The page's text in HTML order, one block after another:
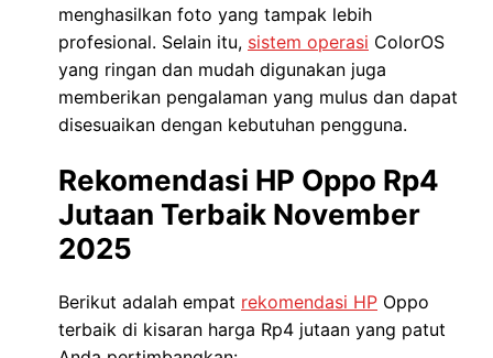
menghasilkan foto yang tampak lebih
profesional. Selain itu, sistem operasi ColorOS
yang ringan dan mudah digunakan juga
memberikan pengalaman yang mulus dan dapat
disesuaikan dengan kebutuhan pengguna.
Rekomendasi HP Oppo Rp4
Jutaan Terbaik November
2025
Berikut adalah empat rekomendasi HP Oppo
terbaik di kisaran harga Rp4 jutaan yang patut